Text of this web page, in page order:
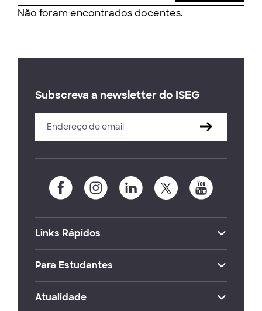
Não foram encontrados docentes.
Subscreva a newsletter do ISEG
Links Rápidos
Para Estudantes
Atualidade